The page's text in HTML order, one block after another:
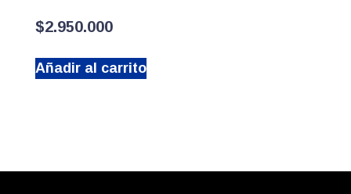
$2.950.000
Añadir al carrito